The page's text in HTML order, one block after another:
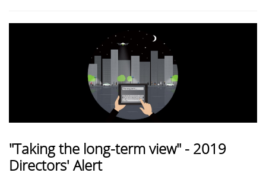
"Taking the long-term view" - 2019
Directors' Alert